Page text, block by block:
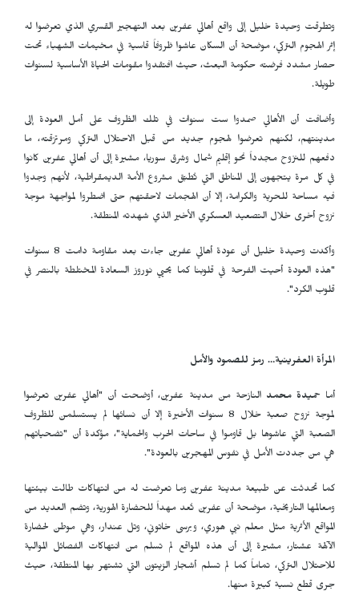
وتطرقت وحيدة خليل إلى واقع أهالي عفرين بعد التهجير القسري الذي تعرضوا له
إثر الهجوم التركي، موضحة أن السكان عاشوا ظروفاً قاسية في مخيمات الشهباء تحت
حصار مشدد فرضته حكومة البعث، حيث افتقدوا مقومات الحياة الأساسية لسنوات
طويلة.
وأضافت أن الأهالي صمدوا ست سنوات في تلك الظروف على أمل العودة إلى
مدينتهم، لكنهم تعرضوا لهجوم جديد من قبل الاحتلال التركي ومرتزقته، ما
دفعهم للنزوح مجدداً نحو إقليم شمال وشرق سوريا، مشيرة إلى أن أهالي عفرين كانوا
في كل مرة يتجهون إلى المناطق التي تُطبّق مشروع الأمة الديمقراطية، لأنهم وجدوا
فيه مساحة للحرية والكرامة، إلا أن الهجمات لاحقتهم حتى اضطروا لمواجهة موجة
نزوح أخرى خلال التصعيد العسكري الأخير الذي شهدته المنطقة.
وأكدت وحيدة خليل أن عودة أهالي عفرين جاءت بعد مقاومة دامت 8 سنوات
"هذه العودة أحيت الفرحة في قلوبنا كما يحيي نوروز السعادة المختلطة بالنصر في
قلوب الكرد".
المرأة العفرينية… رمز للصمود والأمل
أما حميدة محمد النازحة من مدينة عفرين، أوضحت أن "أهالي عفرين تعرضوا
لموجة نزوح صعبة خلال 8 سنوات الأخيرة إلا أن نسائها لم يستسلمن للظروف
الصعبة التي عاشوها بل قاوموا في ساحات الحرب والحماية"، مؤكدة أن "تضحياتهم
هي من جددت الأمل في نفوس المهجرين بالعودة".
كما تحدثت عن طبيعة مدينة عفرين وما تعرضت له من انتهاكات طالت بيئتها
ومعالمها التاريخية، موضحة أن عفرين تُعد مهداً للحضارة الهورية، وتضم العديد من
المواقع الأثرية مثل معلم نبي هوري، وبرسى خاتوني، وتل عندار، وهي موطن لحضارة
الآلهة عشتار، مشيرة إلى أن هذه المواقع لم تسلم من انتهاكات الفصائل الموالية
للاحتلال التركي، تماماً كما لم تسلم أشجار الزيتون التي تشتهر بها المنطقة، حيث
جرى قطع نسبة كبيرة منها.